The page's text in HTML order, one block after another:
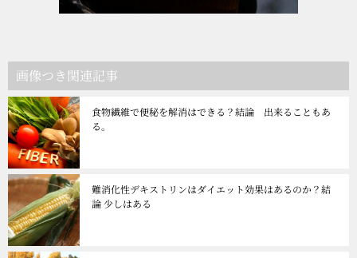
画像つき関連記事
食物繊維で便秘を解消はできる？結論 出来ることもあ
る。
難消化性デキストリンはダイエット効果はあるのか？結
論 少しはある